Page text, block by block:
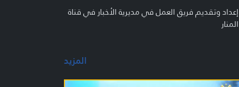
إعداد وتقديم فريق العمل في مديرية الأخبار في قناة
المنار
المزيد